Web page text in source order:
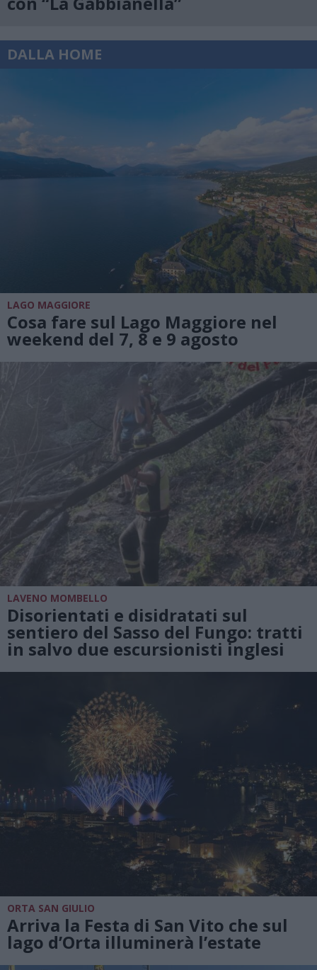
DALLA HOME
LAGO MAGGIORE
Cosa fare sul Lago Maggiore nel
weekend del 7, 8 e 9 agosto
LAVENO MOMBELLO
Disorientati e disidratati sul
sentiero del Sasso del Fungo: tratti
in salvo due escursionisti inglesi
ORTA SAN GIULIO
Arriva la Festa di San Vito che sul
lago d’Orta illuminerà l’estate